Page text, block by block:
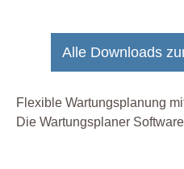
Alle Downloads
Flexible Wartungsplanung
Die Wartungsplaner